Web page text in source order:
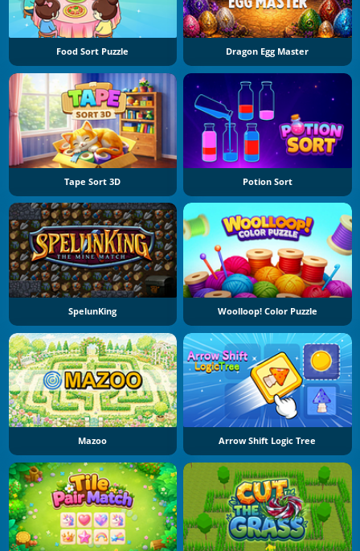
Food Sort Puzzle Dragon Egg Master
Tape Sort 3D Potion Sort
SpelunKing Woolloop! Color Puzzle
Mazoo Arrow Shift Logic Tree